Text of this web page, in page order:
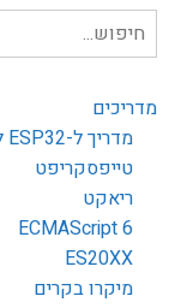
חיפוש
עבור:
מדריכים
מדריך ל-ESP32 לילדים ולהורים מאפס
טייפסקריפט
ריאקט
ECMAScript 6
ES20XX
מיקרו בקרים